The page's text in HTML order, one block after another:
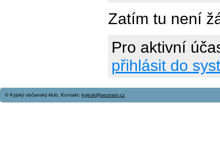
Zatím tu není
Pro aktivní
přihlásit do
© Kyjský občanský klub, Kontakt: kyjeok@seznam.cz